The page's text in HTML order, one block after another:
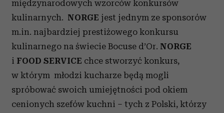
międzynarodowych wzorców konkursów
kulinarnych. NORGE jest jednym ze sponsorów
m.in. najbardziej prestiżowego konkursu
kulinarnego na świecie Bocuse d’Or. NORGE
i FOOD SERVICE chce stworzyć konkurs,
w którym młodzi kucharze będą mogli
spróbować swoich umiejętności pod okiem
cenionych szefów kuchni – tych z Polski, którzy